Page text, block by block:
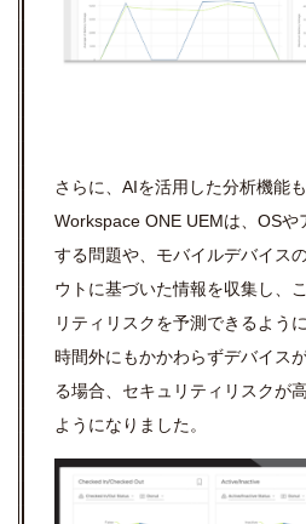
さらに、 AIを活用した分析機能
Workspace ONE UEMは、 OSや
する問題や、モバイルデバイス
ウトに基づいた情報を収集し、
リティリスクを予測できるよう
時間外にもかかわらずデバイス
る場合、セキュリティリスクが
ようになりました。